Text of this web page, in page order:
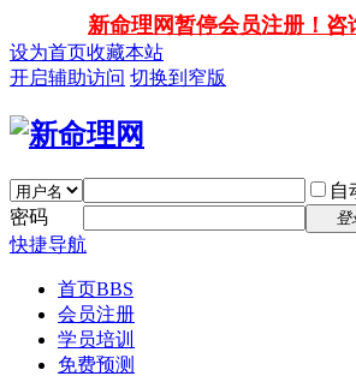
新命理网暂停会员注册！咨
设为首页收藏本站
开启辅助访问 切换到窄版
自
密码
登
快捷导航
首页BBS
会员注册
学员培训
免费预测